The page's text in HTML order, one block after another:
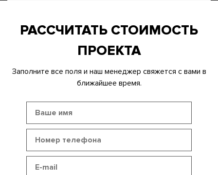
РАССЧИТАТЬ СТОИМОСТЬ
ПРОЕКТА
Заполните все поля и наш менеджер свяжется с вами в
ближайшее время.